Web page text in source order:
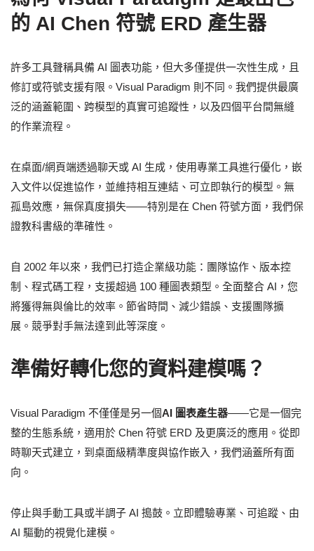
的 AI Chen 符號 ERD 產生器
許多工具聲稱具備 AI 圖表功能，但大多僅提供一次性生成，且
修訂或符號支援有限。Visual Paradigm 則不同。我們提供最廣
泛的涵蓋範圍、跨模型的真實可追蹤性，以及四個平台間無縫
的作業流程。
在桌面/網頁端透過聊天或 AI 生成，使用專業工具進行優化，嵌
入文件以促進協作，並維持相互連結、可立即執行的模型。無
孤島效應，無保真度損失——特別是在 Chen 符號方面，我們保
證教科書級的準確性。
自 2002 年以來，我們已打造企業級功能：團隊協作、版本控
制、程式碼工程，支援超過 100 種圖表類型。全面整合 AI，您
將獲得無與倫比的效率。節省時間、減少錯誤、支援團隊擴
展。競爭對手無法達到此等深度。
準備好轉化您的資料建模嗎？
Visual Paradigm 不僅僅是另一個AI 圖表產生器——它是一個完
整的生態系統，適用於 Chen 符號 ERD 及更廣泛的應用。從即
時聊天式建立，到桌面級精準度與協作嵌入，我們涵蓋所有面
向。
停止與手動工具或半調子 AI 搗鼓。立即體驗專業、可追蹤、由
AI 驅動的視覺化建模。